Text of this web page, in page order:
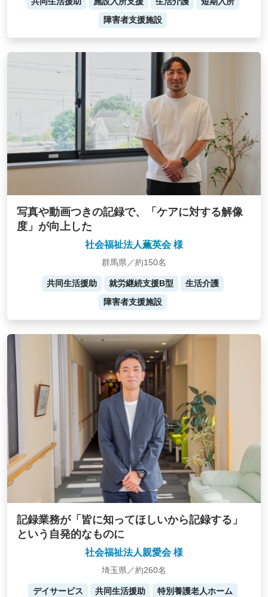
障害者支援施設
写真や動画つきの記録で、「ケアに対する解像
度」が向上した
社会福祉法人薫英会 様
群馬県／約150名
共同生活援助 就労継続支援B型
生活介護
障害者支援施設
記録業務が「皆に知ってほしいから記録する」
という自発的なものに
社会福祉法人親愛会 様
埼玉県／約260名
デイサービス 共同生活援助
特別養護老人ホーム